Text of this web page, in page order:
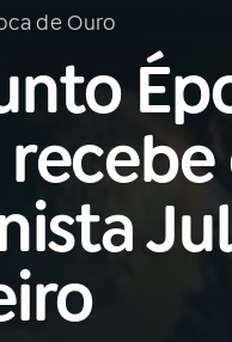
de Ouro